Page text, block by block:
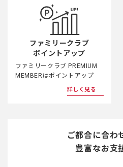
ファミリークラブ
ポイントアップ
ファミリークラブ PREMIUM
MEMBERはポイントアップ
詳しく見る
ご都合に合わ
豊富なお支